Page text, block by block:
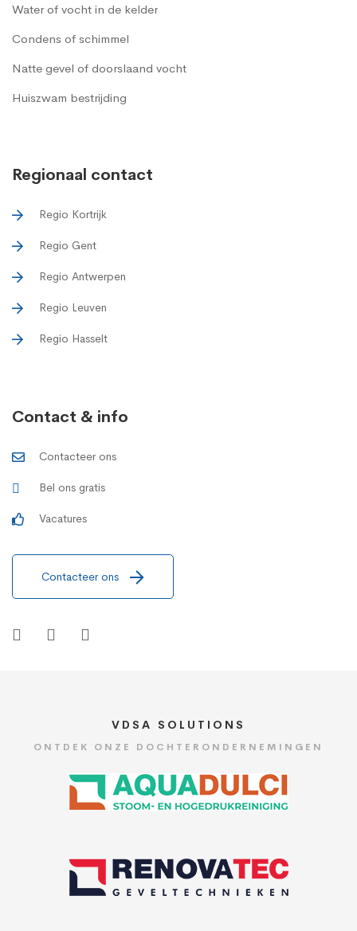
Water of vocht in de kelder
Condens of schimmel
Natte gevel of doorslaand vocht
Huiszwam bestrijding
Regionaal contact
Regio Kortrijk
Regio Gent
Regio Antwerpen
Regio Leuven
Regio Hasselt
Contact & info
Contacteer ons
Bel ons gratis
Vacatures
Contacteer ons
VDSA SOLUTIONS
ONTDEK ONZE DOCHTERONDERNEMINGEN